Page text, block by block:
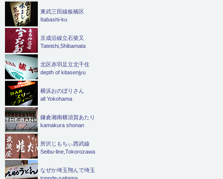
東武三田線板橋区
Itabashi-ku
京成沿線立石柴又
Tateishi,Shibamata
北区赤羽足立北千住
depth of kitasenjyu
横浜おのぼりさん
all Yokohama
鎌倉湘南横須賀あたり
kamakura shonan
所沢じもちぃ西武線
Seibu-line,Tokorozawa
なぜか埼玉翔んで埼玉